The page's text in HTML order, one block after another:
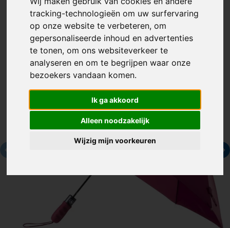
tracking-technologieën om uw surfervaring
op onze website te verbeteren, om
gepersonaliseerde inhoud en advertenties
te tonen, om ons websiteverkeer te
analyseren en om te begrijpen waar onze
bezoekers vandaan komen.
Ik ga akkoord
Alleen noodzakelijk
Wijzig mijn voorkeuren
Panelen
Artikelnummer:130764